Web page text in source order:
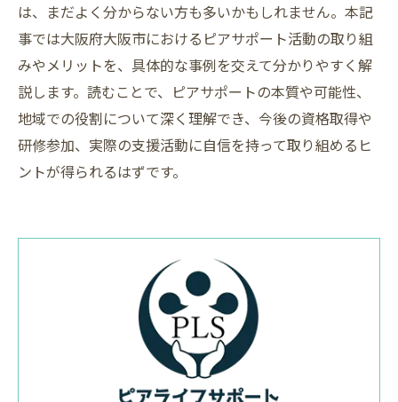
は、まだよく分からない方も多いかもしれません。本記
事では大阪府大阪市におけるピアサポート活動の取り組
みやメリットを、具体的な事例を交えて分かりやすく解
説します。読むことで、ピアサポートの本質や可能性、
地域での役割について深く理解でき、今後の資格取得や
研修参加、実際の支援活動に自信を持って取り組めるヒ
ントが得られるはずです。